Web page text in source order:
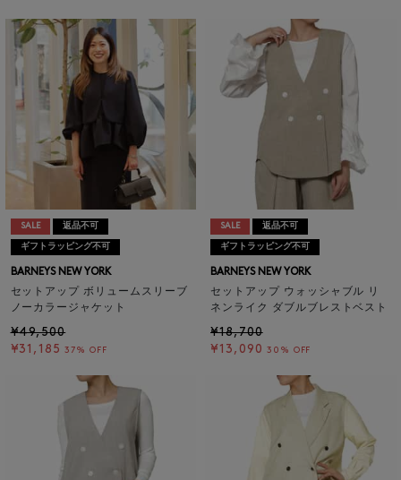
SALE 返品不可
ギフトラッピング不可
BARNEYS NEW YORK
セットアップ ボリュームスリーブ
ノーカラージャケット
¥49,500
¥31,185 37% OFF
SALE 返品不可
ギフトラッピング不可
BARNEYS NEW YORK
セットアップ ウォッシャブル リ
ネンライク ダブルブレストベスト
¥18,700
¥13,090 30% OFF